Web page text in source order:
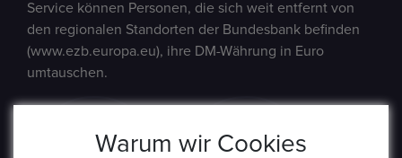
Service können Personen, die sich weit entfernt von
den regionalen Standorten der Bundesbank befinden
(www.ezb.europa.eu), ihre DM-Währung in Euro
umtauschen.
Warum wir Cookies